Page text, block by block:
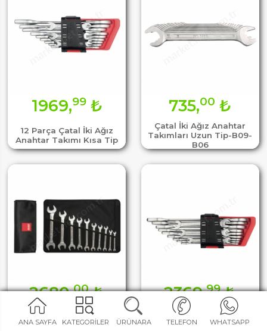
ANA SAYFA KATEGORİLER ÜRÜNARA TELEFON WHATSAPP
12 Parça Çatal İki Ağız
Anahtar Takımı Kısa Tip
1969,99₺
Çatal İki Ağız Anahtar
Takımları Uzun Tip-B09-
B06
735,00 ₺
10 Parça Çatal İki Ağız
Anahtar Takımı-Sae
2680,00₺
12 Parça Çatal İki Ağız
Anahtar Takımı Uzun Tip
2369,99₺